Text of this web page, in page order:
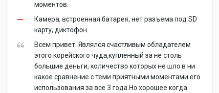
моментов.
Камера, встроенная батарея, нет разъема под SD
карту, диктофон.
Всем привет. Являлся счастливым обладателем
этого корейского чуда,купленный за не столь
большие деньги, количество которых не шло в ни
какое сравнение с теми приятными моментами его
использования за все 3 года.Но хорошее когда